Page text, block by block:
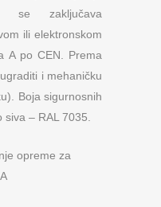
se zaključava
ili elektronskom
A po CEN. Prema
i mehaničku
Boja sigurnosnih
– RAL 7035.
opreme za